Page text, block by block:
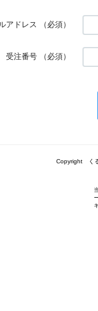
アドレス （必須）
受注番号 （必須）
Copyright く